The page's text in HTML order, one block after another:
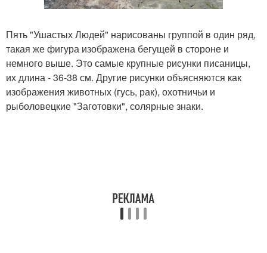
Пять "Ушастых Людей" нарисованы группой в один ряд,
такая же фигура изображена бегущей в стороне и
немного выше. Это самые крупные рисунки писаницы,
их длина - 36-38 см. Другие рисунки объясняются как
изображения животных (гусь, рак), охотничьи и
рыболовецкие "Заготовки", солярные знаки.